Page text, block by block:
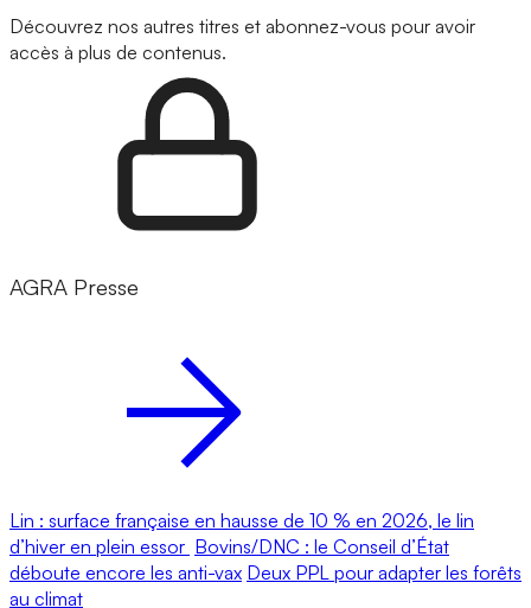
Découvrez nos autres titres et abonnez-vous pour avoir
accès à plus de contenus.
AGRA Presse
Lin : surface française en hausse de 10 % en 2026, le lin
d’hiver en plein essor Bovins/DNC : le Conseil d’État
déboute encore les anti-vax Deux PPL pour adapter les forêts
au climat